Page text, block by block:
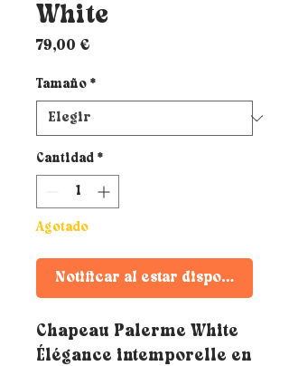
White
79,00 €
Tamaño *
Cantidad *
Agotado
Notificar al estar disponible
Chapeau Palerme White
Élégance intemporelle en